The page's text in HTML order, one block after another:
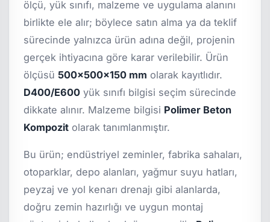
ölçü, yük sınıfı, malzeme ve uygulama alanını
birlikte ele alır; böylece satın alma ya da teklif
sürecinde yalnızca ürün adına değil, projenin
gerçek ihtiyacına göre karar verilebilir. Ürün
ölçüsü500x500x150 mm olarak kayıtlıdır.
D400/E600 yük sınıfı bilgisi seçim sürecinde
dikkate alınır. Malzeme bilgisi Polimer Beton
Kompozit olarak tanımlanmıştır.
Bu ürün; endüstriyel zeminler, fabrika sahaları,
otoparklar, depo alanları, yağmur suyu hatları,
peyzaj ve yol kenarı drenajı gibi alanlarda,
doğru zemin hazırlığı ve uygun montaj